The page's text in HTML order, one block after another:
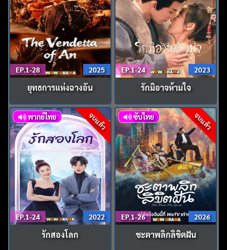
EP.1-28 2025
ยุทธการแห่งฉางอัน
EP.1-24 2023
รักมิอาจห้ามใจ
จบแล้ว
พากย์ไทย
EP.1-24 2022
รักสองโลก
จบแล้ว
ซับไทย
EP.1-26 2026
ชะตาพลิกลิขิตฝัน